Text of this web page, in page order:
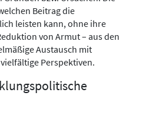
Beitrag die
leisten kann, ohne ihre
von Armut – aus den
Austausch mit
Perspektiven.